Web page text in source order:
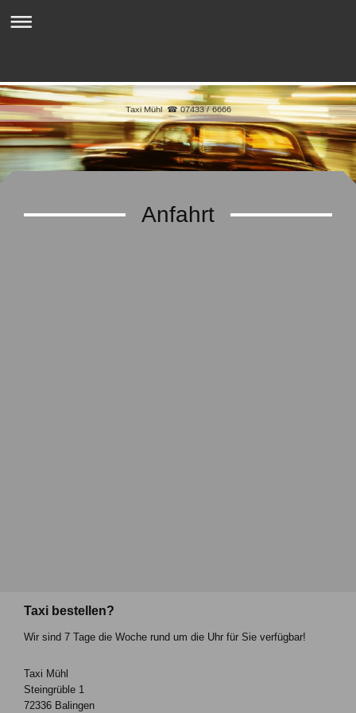
Taxi Mühl ☎ 07433 / 6666
Anfahrt
Taxi bestellen?
Wir sind 7 Tage die Woche rund um die Uhr für Sie verfügbar!
Taxi Mühl
Steingrüble 1
72336 Balingen